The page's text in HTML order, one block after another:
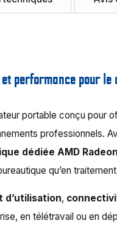
performance pour le
portable conçu pour
professionnels.
dédiée AMD
qu’en
d’utilisation,
en télétravail ou en